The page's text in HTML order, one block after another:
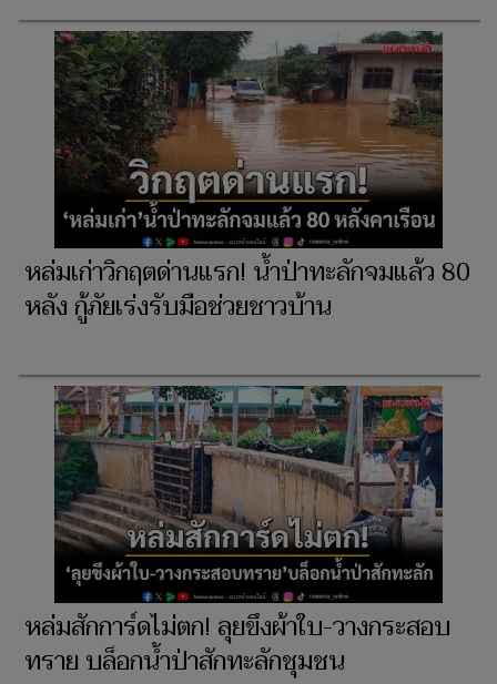
หล่มเก่าวิกฤตด่านแรก! น้ำป่าทะลักจมแล้ว 80
หลัง กู้ภัยเร่งรับมือช่วยชาวบ้าน
หล่มสักการ์ดไม่ตก! ลุยขึงผ้าใบ-วางกระสอบ
ทราย บล็อกน้ำป่าสักทะลักชุมชน